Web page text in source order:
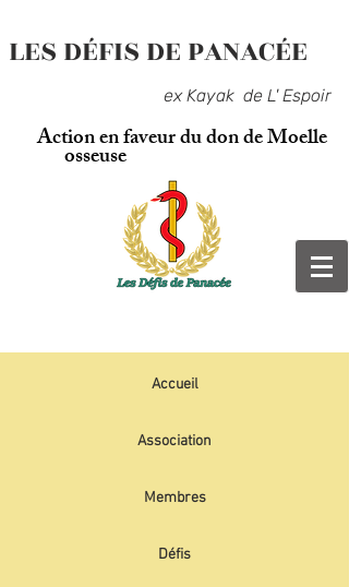
LES DÉFIS DE PANACÉE
ex Kayak de L' Espoir
Action en faveur du don de Moelle
osseuse
Accueil
Association
Membres
Défis